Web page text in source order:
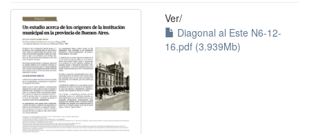
Ver/
Diagonal al Este N6-12-
16.pdf (3.939Mb)